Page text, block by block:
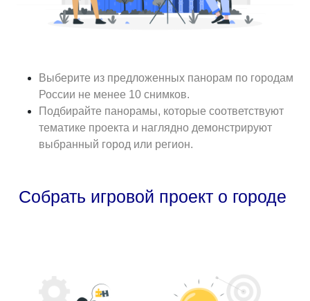
Выберите из предложенных панорам по городам
России не менее 10 снимков.
Подбирайте панорамы, которые соответствуют
тематике проекта и наглядно демонстрируют
выбранный город или регион.
Собрать игровой проект о городе